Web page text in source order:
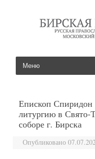
перейти к содержанию
Епископ
литургию в Свято-
соборе г. Бирска
Опубликовано